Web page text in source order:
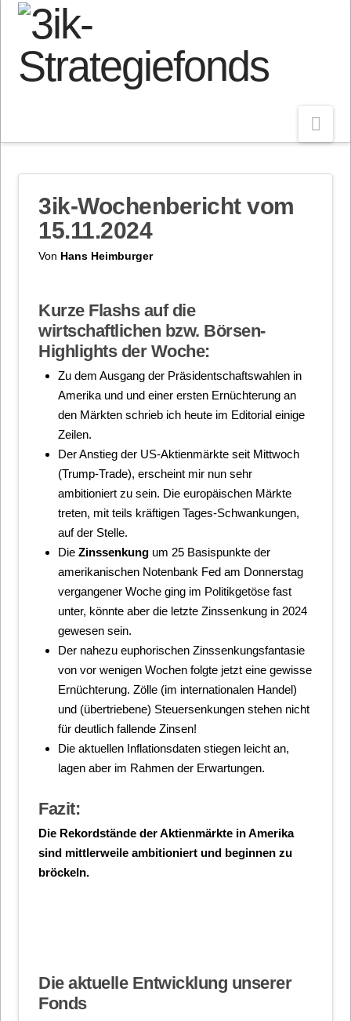
3ik-Wochenbericht vom
15.11.2024
Von Hans Heimburger
Kurze Flashs auf die
wirtschaftlichen bzw. Börsen-
Highlights der Woche:
Zu dem Ausgang der Präsidentschaftswahlen in
Amerika und und einer ersten Ernüchterung an
den Märkten schrieb ich heute im Editorial einige
Zeilen.
Der Anstieg der US-Aktienmärkte seit Mittwoch
(Trump-Trade), erscheint mir nun sehr
ambitioniert zu sein. Die europäischen Märkte
treten, mit teils kräftigen Tages-Schwankungen,
auf der Stelle.
DieZinssenkung um 25 Basispunkte der
amerikanischen Notenbank Fed am Donnerstag
vergangener Woche ging im Politikgetöse fast
unter, könnte aber die letzte Zinssenkung in 2024
gewesen sein.
Der nahezu euphorischen Zinssenkungsfantasie
von vor wenigen Wochen folgte jetzt eine gewisse
Ernüchterung. Zölle (im internationalen Handel)
und (übertriebene) Steuersenkungen stehen nicht
für deutlich fallende Zinsen!
Die aktuellen Inflationsdaten stiegen leicht an,
lagen aber im Rahmen der Erwartungen.
Fazit:
Die Rekordstände der Aktienmärkte in Amerika
sind mittlerweile ambitioniert und beginnen zu
bröckeln.
Die aktuelle Entwicklung unserer
Fonds